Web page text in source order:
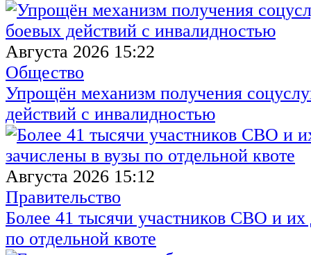
Августа 2026 15:22
Общество
Упрощён механизм получения
действий с инвалидностью
Августа 2026 15:12
Правительство
Более 41 тысячи участников СВО и их
по отдельной квоте